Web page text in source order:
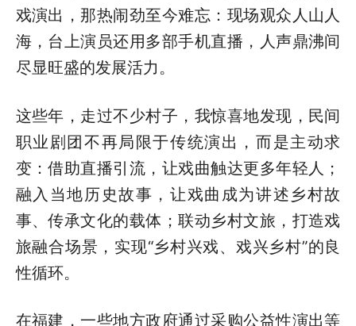
戏演出，那热闹劲至今难忘：现场观众人山人
海，台上演员还用多部手机直播，人声鼎沸间
尽显旺盛的发展活力。
这些年，走过不少村子，我惊喜地发现，民间
职业剧团不再局限于传统演出，而是主动求
变：借助直播引流，让戏曲触达更多年轻人；
融入当地历史故事，让戏曲成为讲述乡村故
事、传承文化的载体；联动乡村文旅，打造戏
旅融合场景，实现“乡村兴戏、戏兴乡村”的良
性循环。
在福建，一些地方政府通过采购公益性演出等